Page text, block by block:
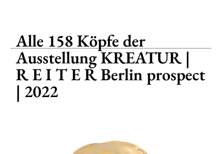
Alle 158 Köpfe der
Ausstellung KREATUR |
R E I T E R Berlin prospect
| 2022